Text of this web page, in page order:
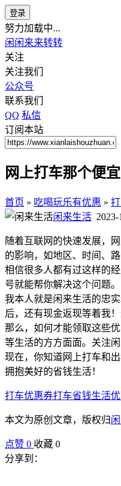
登录
努力加载中...
闲闲来来转转
关注
关注我们
公众号
联系我们
QQ 私信
订阅本站
网上打车那个便
首页 » 吃喝玩乐有优惠 »
闲来生活 2023-
随着互联网的快速发展，
的影响，如地区、时间、
相信很多人都有过这样的
号就能帮你解决这个问题。
我本人就是闲来生活的忠
后，还有现金返现等着我
那么，如何才能领取这些
等生活的方方面面。关注
现在，你知道网上打车和
拥抱美好的省钱生活！
打车优惠券打车省钱生活
本文为原创文章，版权归
点赞 0 收藏 0
分享到：